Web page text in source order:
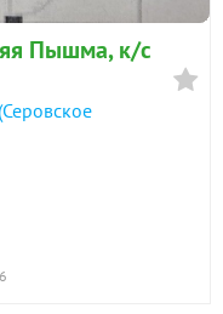
Пышма, к/с